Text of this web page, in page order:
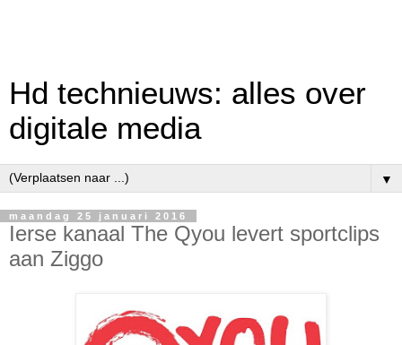
Hd technieuws: alles over
digitale media
▼
maandag 25 januari 2016
Ierse kanaal The Qyou levert sportclips
aan Ziggo